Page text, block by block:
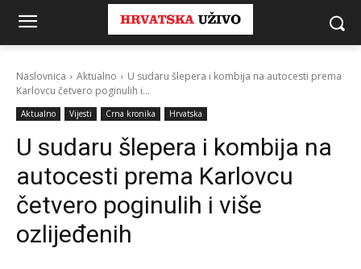
Naslovnica Aktualno
U sudaru šlepera i kombija na autocesti prema
Karlovcu četvero poginulih i...
Aktualno Vijesti Crna kronika Hrvatska
U sudaru šlepera i kombija na
autocesti prema Karlovcu
četvero poginulih i više
ozlijeđenih